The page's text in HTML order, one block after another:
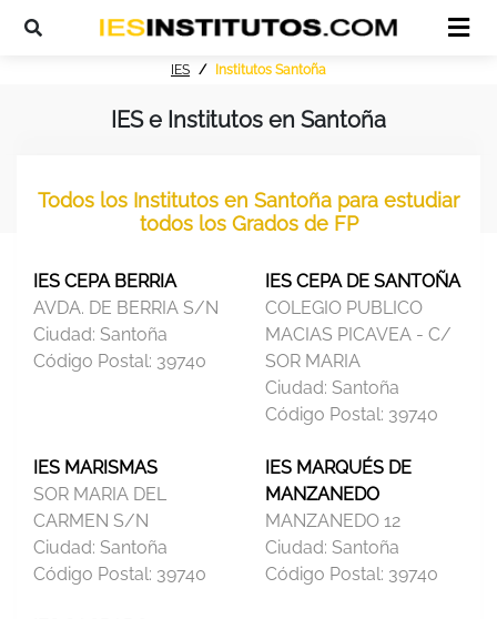
IES Institutos Santoña
IES e Institutos en Santoña
Todos los Institutos en Santoña para estudiar
todos los Grados de FP
IES CEPA BERRIA
AVDA. DE BERRIA S/N
Ciudad: Santoña
Código Postal: 39740
IES CEPA DE SANTOÑA
COLEGIO PUBLICO
MACIAS PICAVEA - C/
SOR MARIA
Ciudad: Santoña
Código Postal: 39740
IES MARISMAS
SOR MARIA DEL
CARMEN S/N
Ciudad: Santoña
Código Postal: 39740
IES MARQUÉS DE
MANZANEDO
MANZANEDO 12
Ciudad: Santoña
Código Postal: 39740